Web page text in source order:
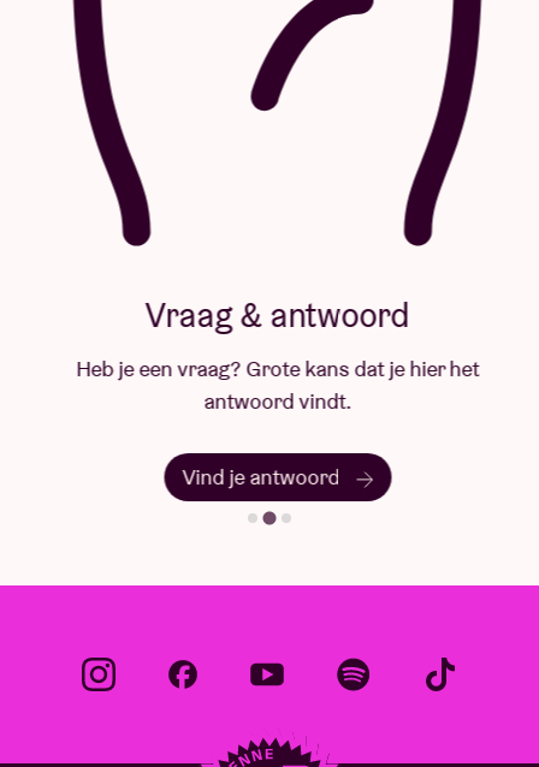
Vraag & antwoord
Heb je een vraag? Grote kans dat je hier het
antwoord vindt.
Vind je antwoord